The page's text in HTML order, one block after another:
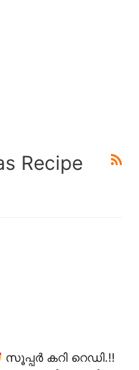
Recipe
സൂപ്പർ കറി റെഡി.!!